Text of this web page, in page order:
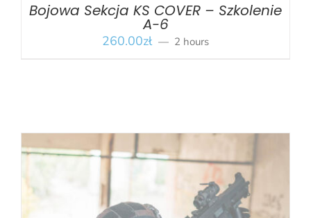
Bojowa Sekcja KS COVER – Szkolenie
A-6
260.00zł 2 hours